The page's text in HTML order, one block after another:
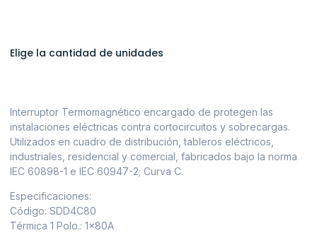
Elige la cantidad de unidades
Interruptor Termomagnético encargado de protegen las
instalaciones eléctricas contra cortocircuitos y sobrecargas.
Utilizados en cuadro de distribución, tableros eléctricos,
industriales, residencial y comercial, fabricados bajo la norma
IEC 60898-1 e IEC 60947-2; Curva C.
Especificaciones:
Código: SDD4C80
Térmica 1 Polo.: 1x80A